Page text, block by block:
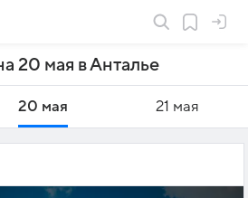
20 мая в Анталье
20 мая 21 мая